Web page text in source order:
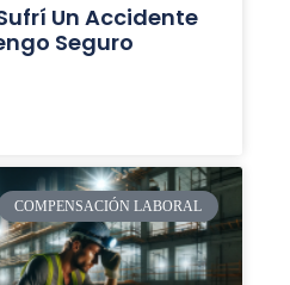
Un Accidente
Seguro
COMPENSACIÓN LABORAL